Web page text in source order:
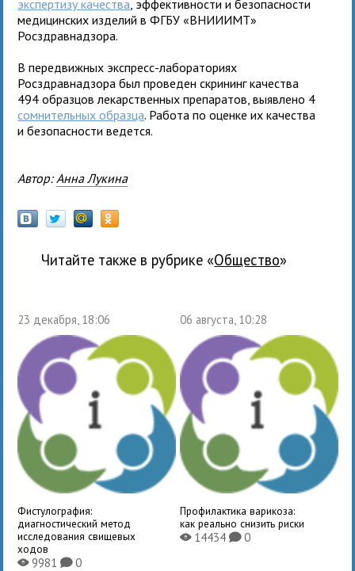
экспертизу качества , эффективности и безопасности
медицинских изделий в ФГБУ «ВНИИИМТ»
Росздравнадзора.
В передвижных экспресс-лабораториях
Росздравнадзора был проведен скрининг качества
494 образцов лекарственных препаратов, выявлено 4
сомнительных образца. Работа по оценке их качества
и безопасности ведется.
Автор: Анна Лукина
Читайте также в рубрике « общество»
23 декабря, 18:06
Фистулография:
диагностический метод
исследования свищевых
ходов
X9981K0
06 августа, 10:28
Профилактика варикоза:
как реально снизить риски
X14434 K0